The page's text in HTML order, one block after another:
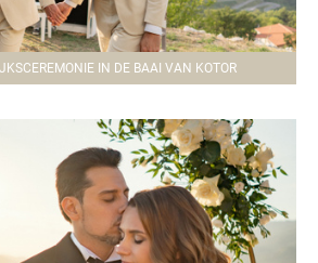
IN DE BAAI VAN KOTOR